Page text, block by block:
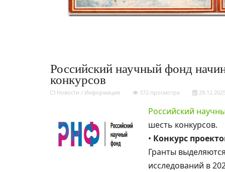
Российский научный фонд
конкурсов
Новости / Информация 372 просмотра
Российский
шесть конкурсов.
• Конкурс
Гранты
исследований в